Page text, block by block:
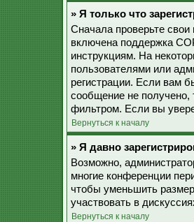
» Я только что
Сначала проверьте
включена поддержка
инструкциям. На
пользователями или
регистрации. Если вам
сообщение не получено,
фильтром. Если вы
Вернуться к началу
» Я давно
Возможно,
многие конференции
чтобы уменьшить
участвовать в
Вернуться к началу